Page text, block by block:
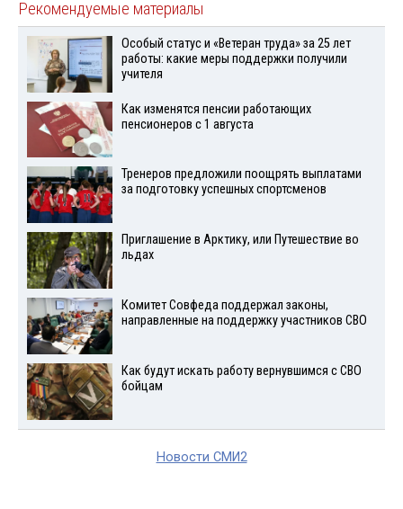
Рекомендуемые материалы
Особый статус и «Ветеран труда» за 25 лет
работы: какие меры поддержки получили
учителя
Как изменятся пенсии работающих
пенсионеров с 1 августа
Тренеров предложили поощрять выплатами
за подготовку успешных спортсменов
Приглашение в Арктику, или Путешествие во
льдах
Комитет Совфеда поддержал законы,
направленные на поддержку участников СВО
Как будут искать работу вернувшимся с СВО
бойцам
Новости СМИ2